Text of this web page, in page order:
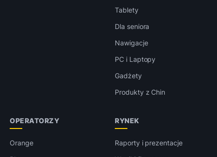
Tablety
Dla seniora
Nawigacje
PC i Laptopy
Gadżety
Produkty z Chin
OPERATORZY
Orange
RYNEK
Raporty i prezentacje